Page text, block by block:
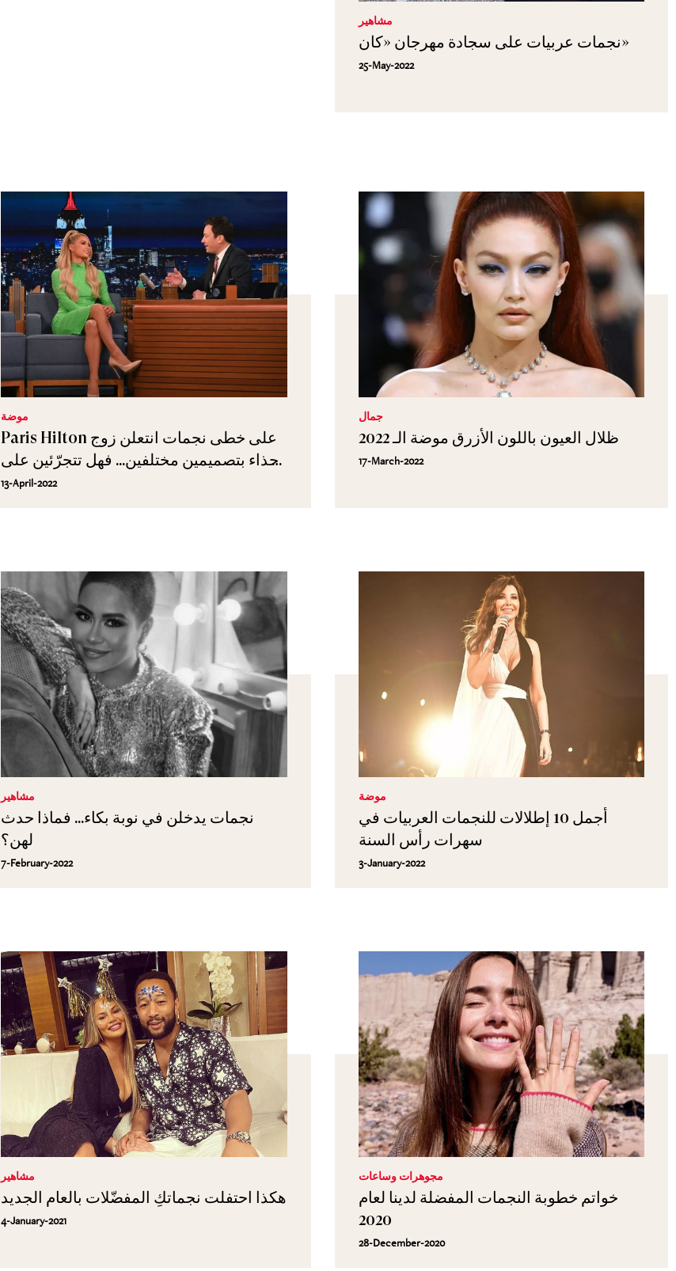
مشاهير
نجمات عربيات على سجادة مهرجان «كان»
25-May-2022
موضة
Paris Hilton على خطى نجمات انتعلن زوج
حذاء بتصميمين مختلفين... فهل تتجرّئين على
اعتماد الأسوب نفسه؟
13-April-2022
جمال
ظلال العيون باللون الأزرق موضة الـ 2022
17-March-2022
مشاهير
نجمات يدخلن في نوبة بكاء... فماذا حدث
لهن؟
7-February-2022
موضة
أجمل 10 إطلالات للنجمات العربيات في
سهرات رأس السنة
3-January-2022
مشاهير
هكذا احتفلت نجماتكِ المفضّلات بالعام الجديد
4-January-2021
مجوهرات وساعات
خواتم خطوبة النجمات المفضلة لدينا لعام
2020
28-December-2020